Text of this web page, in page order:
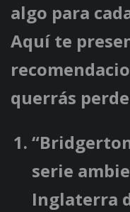
algo para
Aquí te
querrás
serie
Inglaterra